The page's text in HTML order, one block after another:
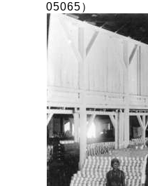
05065）